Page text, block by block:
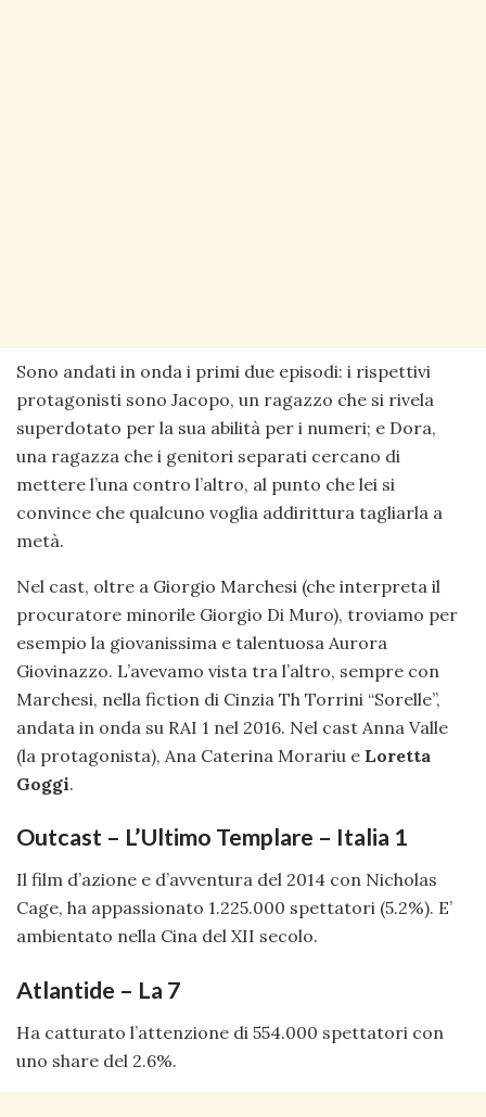
Sono andati in onda i primi due episodi: i rispettivi
protagonisti sono Jacopo, un ragazzo che si rivela
superdotato per la sua abilità per i numeri; e Dora,
una ragazza che i genitori separati cercano di
mettere l’una contro l’altro, al punto che lei si
convince che qualcuno voglia addirittura tagliarla a
metà.
Nel cast, oltre a Giorgio Marchesi (che interpreta il
procuratore minorile Giorgio Di Muro), troviamo per
esempio la giovanissima e talentuosa Aurora
Giovinazzo. L’avevamo vista tra l’altro, sempre con
Marchesi, nella fiction di Cinzia Th Torrini “Sorelle”,
andata in onda su RAI 1 nel 2016. Nel cast Anna Valle
(la protagonista), Ana Caterina Morariu e Loretta
Goggi.
Outcast – L’Ultimo Templare – Italia 1
Il film d’azione e d’avventura del 2014 con Nicholas
Cage, ha appassionato 1.225.000 spettatori (5.2%). E’
ambientato nella Cina del XII secolo.
Atlantide – La 7
Ha catturato l’attenzione di 554.000 spettatori con
uno share del 2.6%.